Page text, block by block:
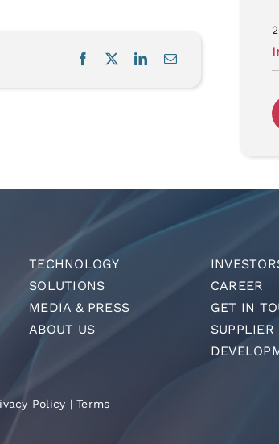
TECHNOLOGY
SOLUTIONS
MEDIA & PRESS
ABOUT US
CAREER
GET IN
SUPPLIER
Policy |Terms